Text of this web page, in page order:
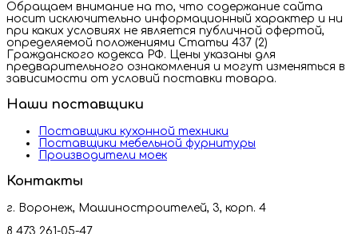
Обращаем внимание на то, что содержание сайта
носит исключительно информационный характер и ни
при каких условиях не является публичной офертой,
определяемой положениями Статьи 437 (2)
Гражданского кодекса РФ. Цены указаны для
предварительного ознакомления и могут изменяться в
зависимости от условий поставки товара.
Наши поставщики
Поставщики кухонной техники
Поставщики мебельной фурнитуры
Производители моек
Контакты
г. Воронеж, Машиностроителей, 3, корп. 4
8 473 261-05-47